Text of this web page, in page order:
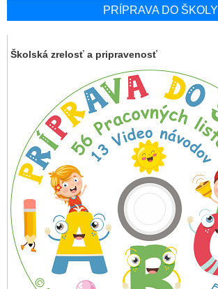
PRÍPRAVA DO ŠKOLY
Školská zrelosť a pripravenosť